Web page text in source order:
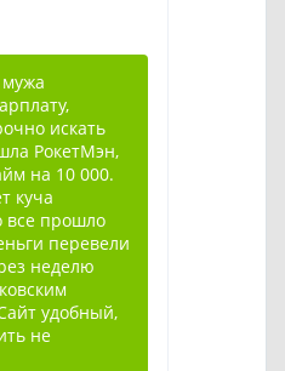
искать
РокетМэн,
на 10 000.
куча
все прошло
перевели
неделю
удобный,
не